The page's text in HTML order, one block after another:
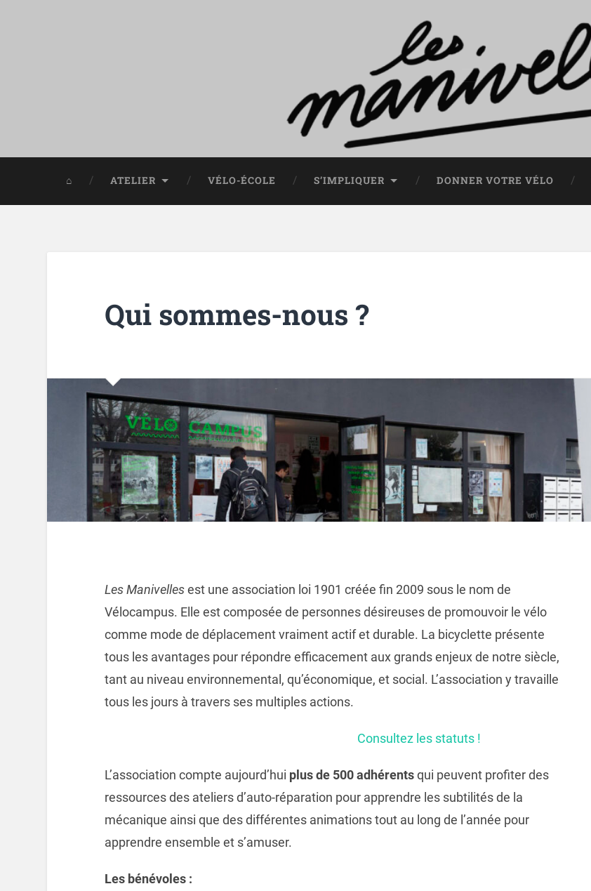
⌂ ATELIER VÉLO-ÉCOLE S’IMPLIQUER DONNER VOTRE VÉLO
Qui sommes-nous ?
Les Manivellesest une association loi 1901 créée fin 2009 sous le nom de
Vélocampus. Elle est composée de personnes désireuses de promouvoir le vélo
comme mode de déplacement vraiment actif et durable. La bicyclette présente
tous les avantages pour répondre efficacement aux grands enjeux de notre siècle,
tant au niveau environnemental, qu’économique, et social. L’association y travaille
tous les jours à travers ses multiples actions.
Consultez les statuts !
L’association compte aujourd’hui plus de 500 adhérentsqui peuvent profiter des
ressources des ateliers d’auto-réparation pour apprendre les subtilités de la
mécanique ainsi que des différentes animations tout au long de l’année pour
apprendre ensemble et s’amuser.
Les bénévoles :